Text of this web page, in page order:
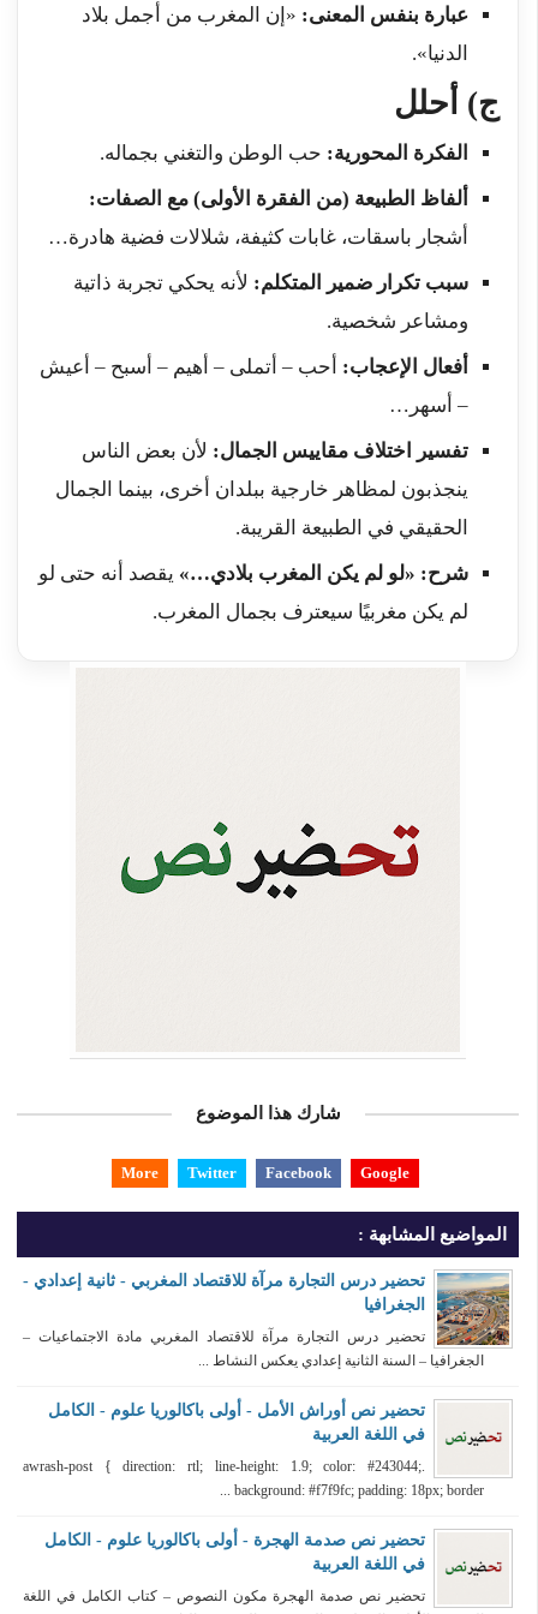
عبارة بنفس المعنى: «إن المغرب من أجمل بلاد
الدنيا».
ج) أحلل
الفكرة المحورية: حب الوطن والتغني بجماله.
ألفاظ الطبيعة (من الفقرة الأولى) مع الصفات:
أشجار باسقات، غابات كثيفة، شلالات فضية هادرة…
سبب تكرار ضمير المتكلم: لأنه يحكي تجربة ذاتية
ومشاعر شخصية.
أفعال الإعجاب: أحب – أتملى – أهيم – أسبح – أعيش
– أسهر…
تفسير اختلاف مقاييس الجمال: لأن بعض الناس
ينجذبون لمظاهر خارجية ببلدان أخرى، بينما الجمال
الحقيقي في الطبيعة القريبة.
شرح: «لو لم يكن المغرب بلادي…» يقصد أنه حتى لو
لم يكن مغربيًا سيعترف بجمال المغرب.
شارك هذا الموضوع
Google
Facebook
Twitter
More
المواضيع المشابهة :
تحضير درس التجارة مرآة للاقتصاد المغربي - ثانية إعدادي -
الجغرافيا
تحضير درس التجارة مرآة للاقتصاد المغربي مادة الاجتماعيات –
الجغرافيا – السنة الثانية إعدادي يعكس النشاط ...
تحضير نص أوراش الأمل - أولى باكالوريا علوم - الكامل
في اللغة العربية
.awrash-post { direction: rtl; line-height: 1.9; color: #243044;
background: #f7f9fc; padding: 18px; border ...
تحضير نص صدمة الهجرة - أولى باكالوريا علوم - الكامل
في اللغة العربية
تحضير نص صدمة الهجرة مكون النصوص – كتاب الكامل في اللغة